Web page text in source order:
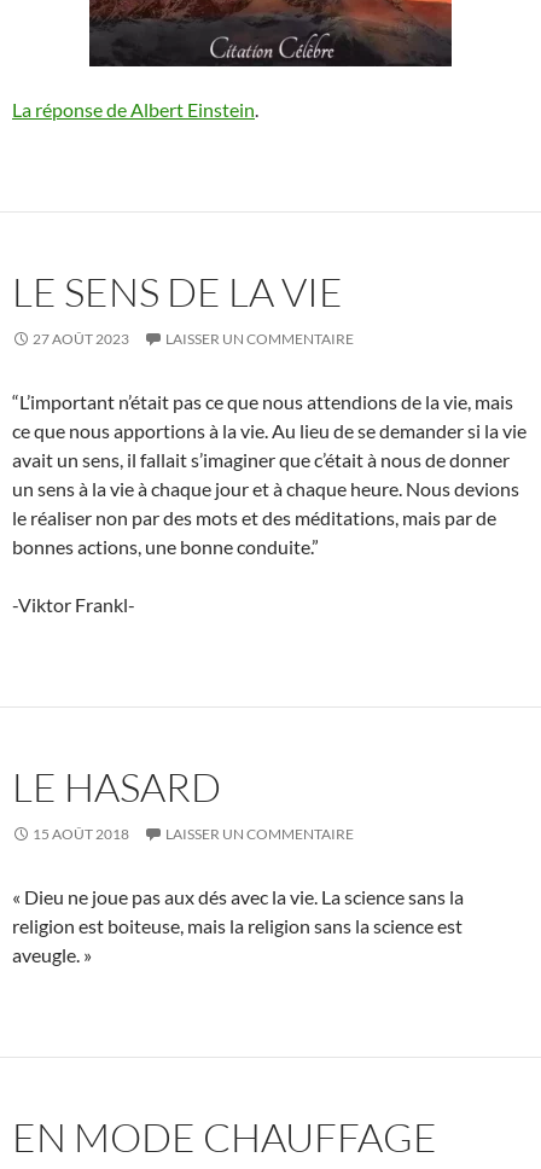
La réponse de Albert Einstein.
LE SENS DE LA VIE
27 AOÛT 2023 LAISSER UN COMMENTAIRE
“L’important n’était pas ce que nous attendions de la vie, mais
ce que nous apportions à la vie. Au lieu de se demander si la vie
avait un sens, il fallait s’imaginer que c’était à nous de donner
un sens à la vie à chaque jour et à chaque heure. Nous devions
le réaliser non par des mots et des méditations, mais par de
bonnes actions, une bonne conduite.”
-Viktor Frankl-
LE HASARD
15 AOÛT 2018 LAISSER UN COMMENTAIRE
« Dieu ne joue pas aux dés avec la vie. La science sans la
religion est boiteuse, mais la religion sans la science est
aveugle. »
EN MODE CHAUFFAGE